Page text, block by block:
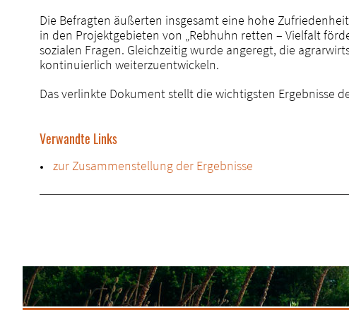
Die Befragten äußerten insgesamt eine hohe
in den Projektgebieten von „Rebhuhn retten – Vielfalt
sozialen Fragen. Gleichzeitig wurde angeregt, die
kontinuierlich weiterzuentwickeln.
Das verlinkte Dokument stellt die wichtigsten Ergebnisse
Verwandte Links
zur Zusammenstellung der Ergebnisse